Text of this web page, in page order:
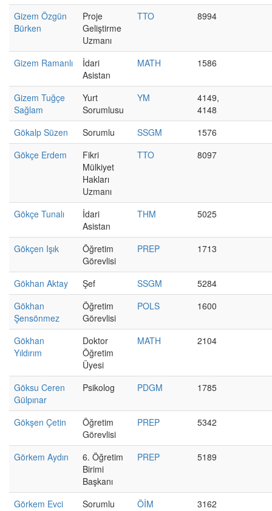
Gizem Özgün
Bürken
Proje
Geliştirme
Uzmanı
TTO 8994
Gizem Ramanlı
İdari
Asistan
MATH 1586
Gizem Tuğçe
Sağlam
Yurt
Sorumlusu
YM
4149,
4148
Gökalp Süzen
Sorumlu SSGM
1576
Gökçe Erdem
Fikri
Mülkiyet
Hakları
Uzmanı
TTO 8097
Gökçe Tunalı
İdari
Asistan
THM 5025
Gökçen Işık
Öğretim
Görevlisi
PREP 1713
Gökhan Aktay Şef SSGM
5284
Gökhan
Şensönmez
Öğretim
Görevlisi
POLS 1600
Gökhan
Yıldırım
Doktor
Öğretim
Üyesi
MATH 2104
Göksu Ceren
Gülpınar
Psikolog PDGM 1785
Gökşen Çetin
Öğretim
Görevlisi
PREP 5342
Görkem Aydın
6. Öğretim
Birimi
Başkanı
PREP 5189
Görkem Evci Sorumlu ÖİM 3162